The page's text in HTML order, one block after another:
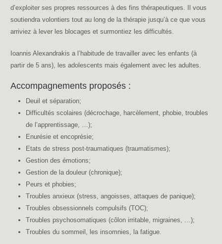
d’exploiter ses propres ressources à des fins thérapeutiques. Il vous
soutiendra volontiers tout au long de la thérapie jusqu’à ce que vous
arriviez à lever les blocages et surmontiez les difficultés.
Ioannis Alexandrakis a l’habitude de travailler avec les enfants (à
partir de 5 ans), les adolescents mais également avec les adultes.
Accompagnements proposés :
Deuil et séparation;
Difficultés scolaires (décrochage, harcèlement, phobie, troubles
de l’apprentissage, …);
Enurésie et encoprésie;
Etats de stress post-traumatiques (traumatismes);
Gestion des émotions;
Gestion de la douleur (chronique);
Peurs et phobies;
Troubles anxieux (stress, angoisses, attaques de panique);
Troubles obsessionnels compulsifs (TOC);
Troubles psychosomatiques (côlon irritable, migraines, …);
Troubles du sommeil, les insomnies, la fatigue.